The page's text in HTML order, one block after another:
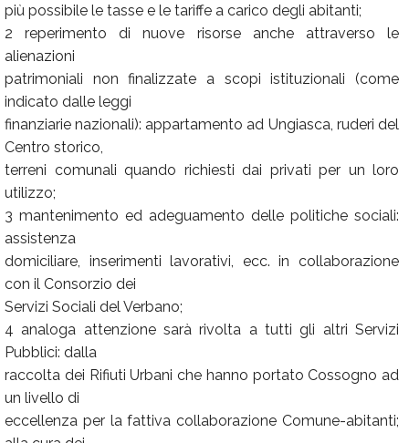
più possibile le tasse e le tariffe a carico degli abitanti;
2 reperimento di nuove risorse anche attraverso le
alienazioni
patrimoniali non finalizzate a scopi istituzionali (come
indicato dalle leggi
finanziarie nazionali): appartamento ad Ungiasca, ruderi del
Centro storico,
terreni comunali quando richiesti dai privati per un loro
utilizzo;
3 mantenimento ed adeguamento delle politiche sociali:
assistenza
domiciliare, inserimenti lavorativi, ecc. in collaborazione
con il Consorzio dei
Servizi Sociali del Verbano;
4 analoga attenzione sarà rivolta a tutti gli altri Servizi
Pubblici: dalla
raccolta dei Rifiuti Urbani che hanno portato Cossogno ad
un livello di
eccellenza per la fattiva collaborazione Comune-abitanti;